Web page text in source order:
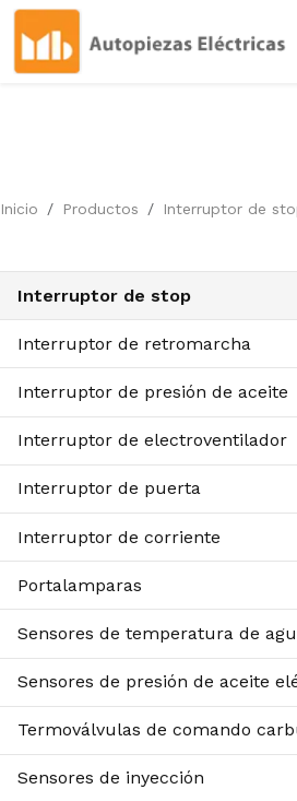
Inicio Productos Interruptor de
Interruptor de stop
Interruptor de retromarcha
Interruptor de presión de aceite
Interruptor de electroventilador
Interruptor de puerta
Interruptor de corriente
Portalamparas
Sensores de temperatura de
Sensores de presión de aceite
Termoválvulas de comando
Sensores de inyección